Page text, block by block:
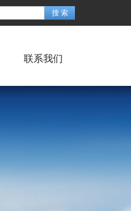
联系我们